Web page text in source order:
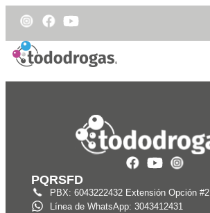
PQRSFD
PBX: 6043222432 Extensión Opción #2
Línea de WhatsApp: 3043412431